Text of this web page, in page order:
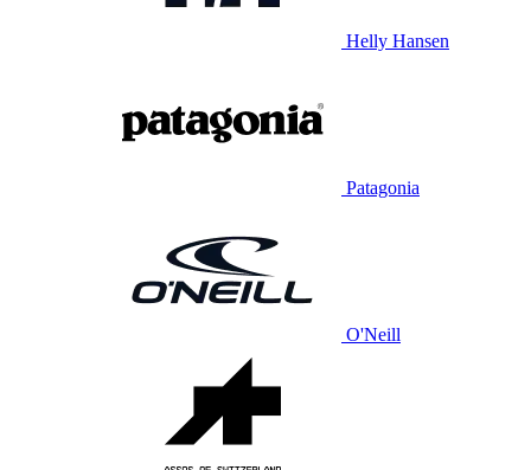
Helly Hansen
Patagonia
O'Neill